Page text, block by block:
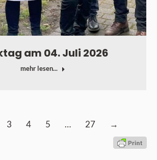
am 04. Juli 2026
mehr lesen...
3 4 5 … 27 →